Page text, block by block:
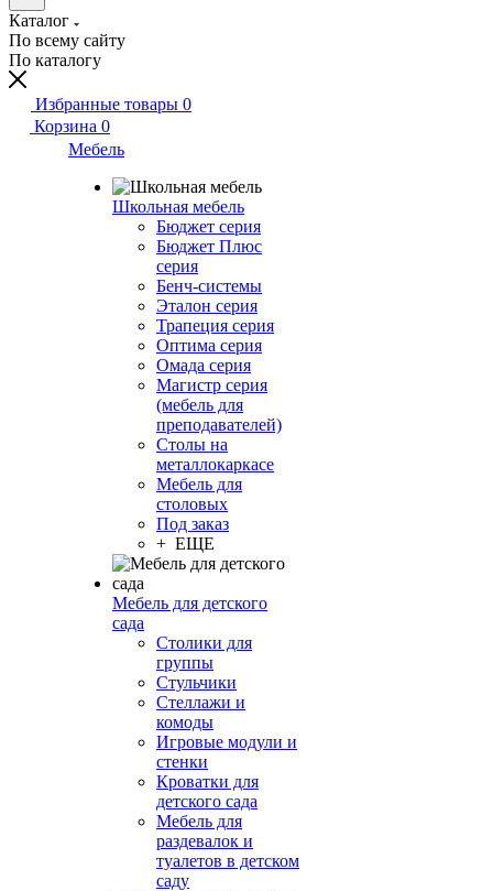
Каталог
По всему сайту
По каталогу
Избранные товары 0
Корзина 0
Мебель
Школьная мебель
Бюджет серия
Бюджет Плюс
серия
Бенч-системы
Эталон серия
Трапеция серия
Оптима серия
Омада серия
Магистр серия
(мебель для
преподавателей)
Столы на
металлокаркасе
Мебель для
столовых
Под заказ
+ ЕЩЕ
Мебель для детского
сада
Столики для
группы
Стульчики
Стеллажи и
комоды
Игровые модули и
стенки
Кроватки для
детского сада
Мебель для
раздевалок и
туалетов в детском
саду